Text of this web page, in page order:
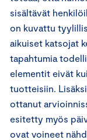
sisältävät
on kuvattu
aikuiset katsojat
tapahtumia
elementit eivät
tuotteisiin.
ottanut
esitetty myös
ovat voineet